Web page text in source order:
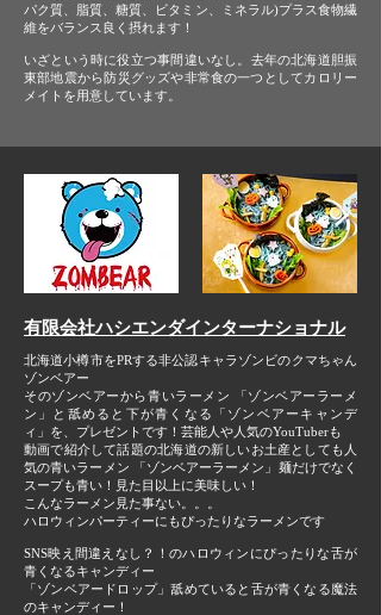
パク質、脂質、糖質、ビタミン、ミネラル) プラス食物繊
維をバランス良く摂れます！
いざという時に役立つ事間違いなし。去年の北海道胆振
東部地震から 防災グッズや非常食の一つとして カロリー
メイトを用意しています。
有限会社ハシエンダインターナショナル
北海道小樽市をPRする非公認キャラ ゾンビのクマちゃん
ゾンベアー
そのゾンベアーから 青いラーメン 「ゾンベアーラーメ
ン」と 舐めると下が青くなる「ゾンベアーキャンデ
ィ」 を、プレゼントです ！ 芸能人や人気のYouTuberも
動画で紹介して話題の北海道の新しいお土産としても人
気の青いラーメン 「ゾンベアーラーメン」 麺だけでなく
スープも青い！見た目以上に美味しい！
こんなラーメン見た事ない。。。
ハロウィンパーティーにもぴったりなラーメンです
SNS映え間違えなし？！のハロウィンにぴったりな舌が
青くなるキャンディー
「ゾンベアードロップ」舐めていると舌が青くなる魔法
のキャンディー！